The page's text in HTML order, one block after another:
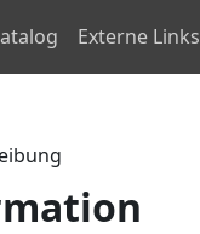
Externe Links